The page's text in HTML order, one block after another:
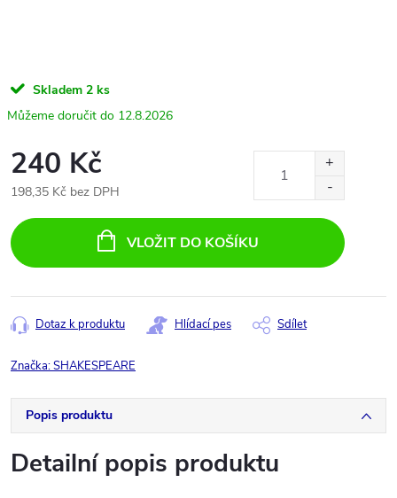
Skladem 2 ks
12.8.2026
240 Kč
198,35 Kč bez DPH
cena:
VLOŽIT DO KOŠÍKU
Dotaz k produktu Hlídací pes Sdílet
Značka:SHAKESPEARE
Popis produktu
Detailní popis produktu